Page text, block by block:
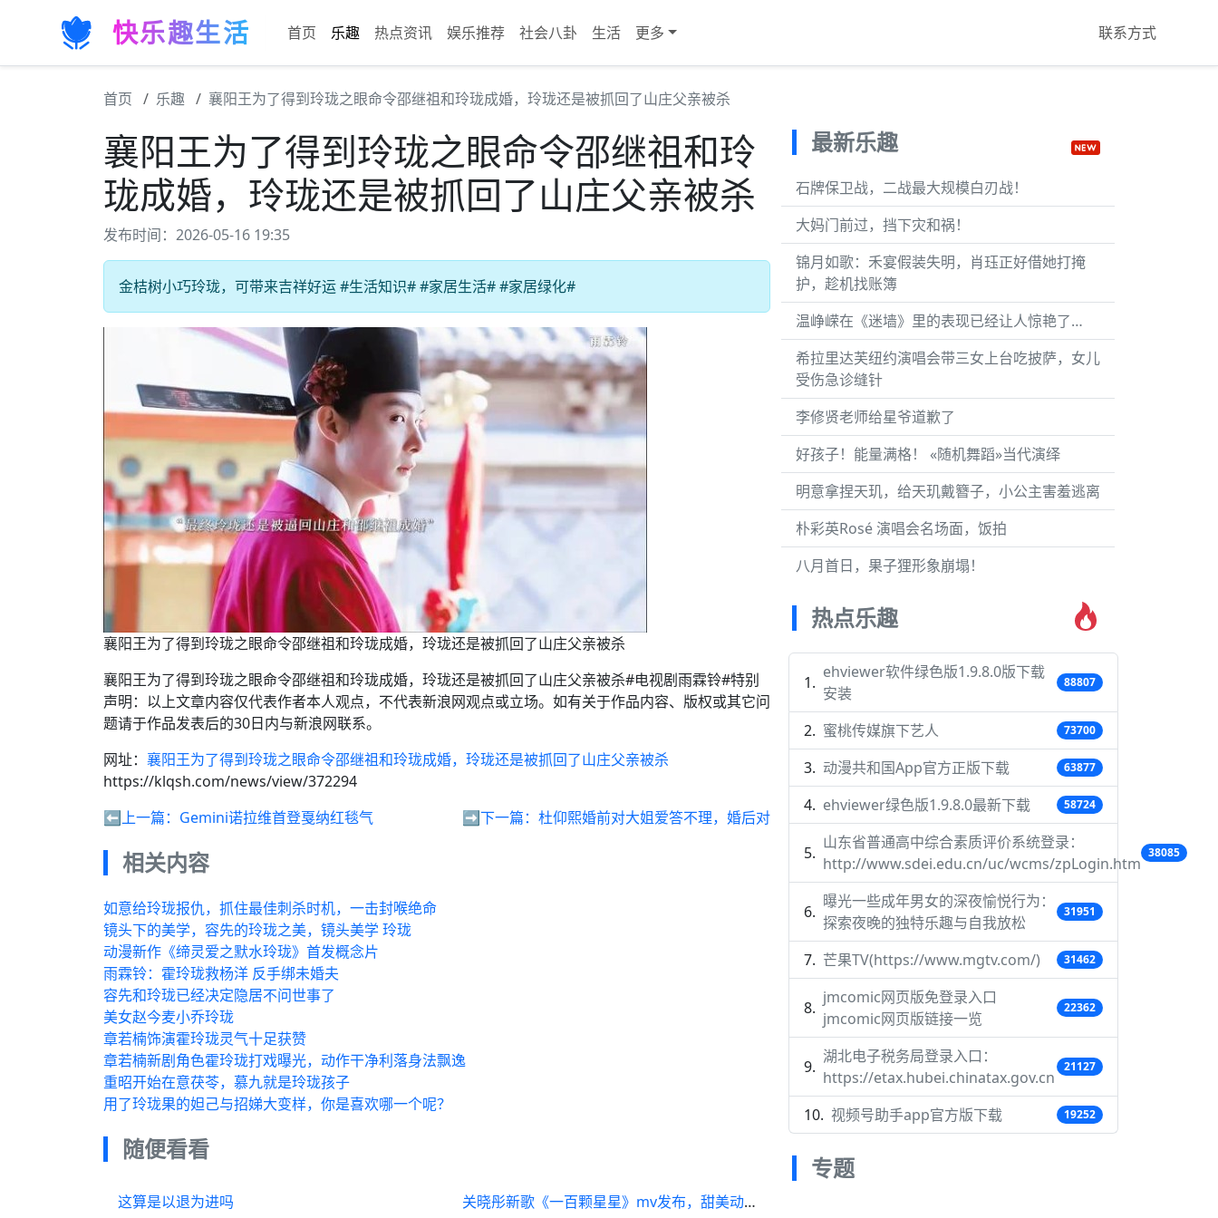
快乐趣生活 首页 乐趣 热点资讯 娱乐推荐 社会八卦 生活 更多 联系方式
首页 乐趣 襄阳王为了得到玲珑之眼命令邵继祖和玲珑成婚，玲珑还是被抓回了山庄父亲被杀
襄阳王为了得到玲珑之眼命令邵继祖和玲
珑成婚，玲珑还是被抓回了山庄父亲被杀
发布时间：2026-05-16 19:35
金桔树小巧玲珑，可带来吉祥好运 #生活知识# #家居生活# #家居绿化#
襄阳王为了得到玲珑之眼命令邵继祖和玲珑成婚，玲珑还是被抓回了山庄父亲被杀
襄阳王为了得到玲珑之眼命令邵继祖和玲珑成婚，玲珑还是被抓回了山庄父亲被杀#电视剧雨霖铃#特别
声明：以上文章内容仅代表作者本人观点，不代表新浪网观点或立场。如有关于作品内容、版权或其它问
题请于作品发表后的30日内与新浪网联系。
网址： 襄阳王为了得到玲珑之眼命令邵继祖和玲珑成婚，玲珑还是被抓回了山庄父亲被杀
https://klqsh.com/news/view/372294
⬅️上一篇： Gemini诺拉维首登戛纳红毯气 ➡️下一篇： 杜仰熙婚前对大姐爱答不理，婚后对
相关内容
如意给玲珑报仇，抓住最佳刺杀时机，一击封喉绝命
镜头下的美学，容先的玲珑之美，镜头美学 玲珑
动漫新作《缔灵爱之默水玲珑》首发概念片
雨霖铃：霍玲珑救杨洋 反手绑未婚夫
容先和玲珑已经决定隐居不问世事了
美女赵今麦小乔玲珑
章若楠饰演霍玲珑灵气十足获赞
章若楠新剧角色霍玲珑打戏曝光，动作干净利落身法飘逸
重昭开始在意茯苓，慕九就是玲珑孩子
用了玲珑果的妲己与招娣大变样，你是喜欢哪一个呢？
随便看看
这算是以退为进吗 关晓彤新歌《一百颗星星》mv发布，甜美动人
最新乐趣
石牌保卫战，二战最大规模白刃战！
大妈门前过，挡下灾和祸！
锦月如歌：禾宴假装失明，肖珏正好借她打掩
护，趁机找账簿
温峥嵘在《迷墙》里的表现已经让人惊艳了…
希拉里达芙纽约演唱会带三女上台吃披萨，女儿
受伤急诊缝针
李修贤老师给星爷道歉了
好孩子！能量满格！ «随机舞蹈»当代演绎
明意拿捏天玑，给天玑戴簪子，小公主害羞逃离
朴彩英Rosé 演唱会名场面，饭拍
八月首日，果子狸形象崩塌！
热点乐趣
ehviewer软件绿色版1.9.8.0版下载
安装
88807
蜜桃传媒旗下艺人 73700
动漫共和国App官方正版下载 63877
ehviewer绿色版1.9.8.0最新下载 58724
山东省普通高中综合素质评价系统登录：
http://www.sdei.edu.cn/uc/wcms/zpLogin.htm
38085
曝光一些成年男女的深夜愉悦行为：
探索夜晚的独特乐趣与自我放松
31951
芒果TV(https://www.mgtv.com/) 31462
jmcomic网页版免登录入口
jmcomic网页版链接一览
22362
湖北电子税务局登录入口：
https://etax.hubei.chinatax.gov.cn
21127
视频号助手app官方版下载 19252
专题